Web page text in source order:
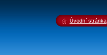
Úvodní stránka